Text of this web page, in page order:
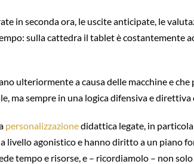
in seconda ora, le uscite anticipate, le
sulla cattedra il tablet è costantemente
ulteriormente a causa delle macchine e
ma sempre in una logica difensiva e
personalizzazionedidattica legate, in
agonistico e hanno diritto a un piano
tempo e risorse, e – ricordiamolo – non